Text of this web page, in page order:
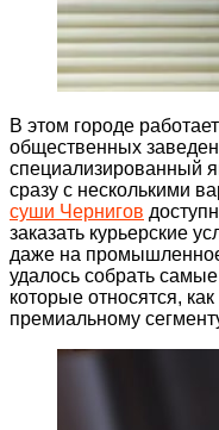
В этом городе
общественных
специализированный
сразу с несколькими
суши Чернигов
заказать курьерские
даже на
удалось собрать
которые относятся,
премиальному